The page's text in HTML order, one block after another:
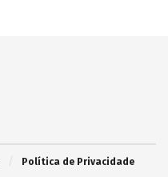
Política de Privacidade